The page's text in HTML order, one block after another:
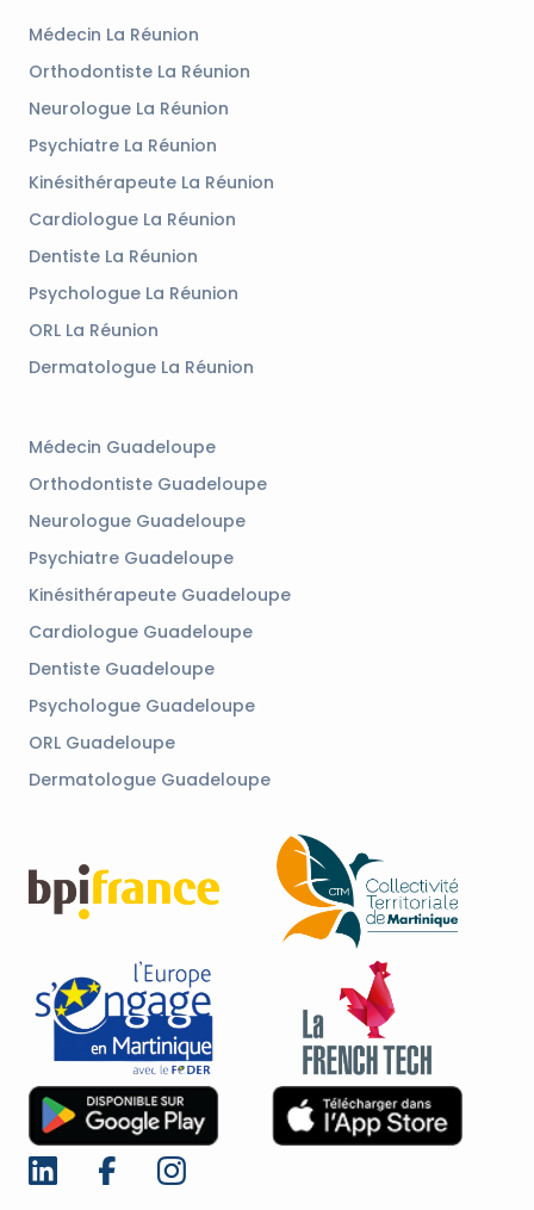
Médecin La Réunion
Orthodontiste La Réunion
Neurologue La Réunion
Psychiatre La Réunion
Kinésithérapeute La Réunion
Cardiologue La Réunion
Dentiste La Réunion
Psychologue La Réunion
ORL La Réunion
Dermatologue La Réunion
Médecin Guadeloupe
Orthodontiste Guadeloupe
Neurologue Guadeloupe
Psychiatre Guadeloupe
Kinésithérapeute Guadeloupe
Cardiologue Guadeloupe
Dentiste Guadeloupe
Psychologue Guadeloupe
ORL Guadeloupe
Dermatologue Guadeloupe